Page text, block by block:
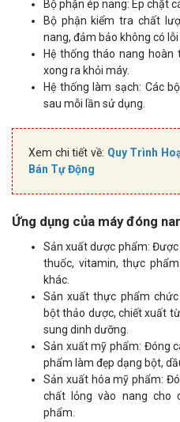
Bộ phận ép nang: Ép chặt
Bộ phận kiểm tra chất
nang, đảm bảo không có
Hệ thống tháo nang hoàn
xong ra khỏi máy.
Hệ thống làm sạch: Các
sau mỗi lần sử dụng.
Xem chi tiết về: Quy Trình
Bán Tự Động
Ứng dụng của máy đóng
Sản xuất dược phẩm:
thuốc, vitamin, thực
khác.
Sản xuất thực phẩm
bột thảo dược, chiết xuất
sung dinh dưỡng.
Sản xuất mỹ phẩm: Đóng
phẩm làm đẹp dạng bột,
Sản xuất hóa mỹ phẩm:
chất lỏng vào nang cho
phẩm.